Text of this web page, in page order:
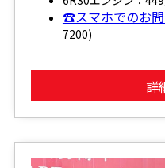
☎スマホでのお
7200)
詳